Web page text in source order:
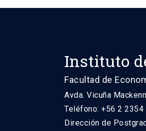
Instituto
Facultad de
Avda. Vicuña
Teléfono: +56 2 2354
Dirección de